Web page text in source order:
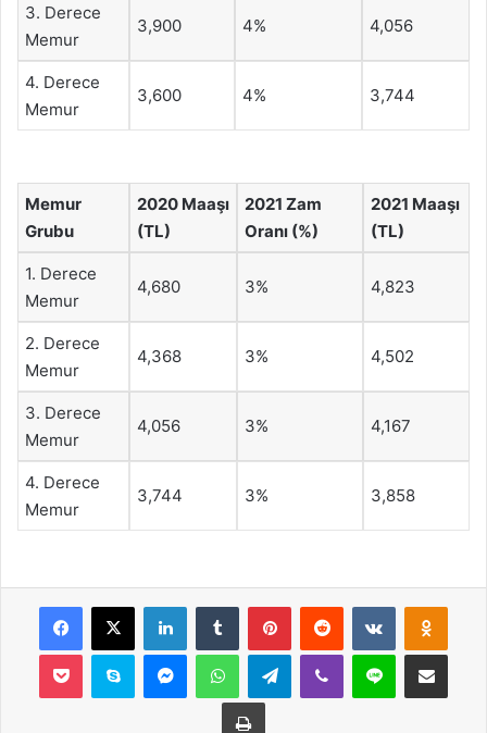
3. Derece
Memur
3,900 4% 4,056
4. Derece
Memur
3,600 4% 3,744
Memur
Grubu
2020 Maaşı
(TL)
2021 Zam
Oranı (%)
2021 Maaşı
(TL)
1. Derece
Memur
4,680 3% 4,823
2. Derece
Memur
4,368 3% 4,502
3. Derece
Memur
4,056 3% 4,167
4. Derece
Memur
3,744 3% 3,858
Facebook
X LinkedInTumblr PinterestReddit VKontakte
Pocket Skype MessengerWhatsAppTelegramViber Line E-Posta ile
Yazdır